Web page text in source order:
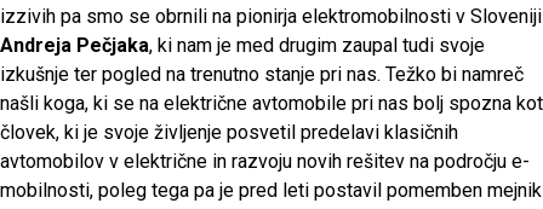
izzivih pa smo se obrnili na pionirja elektromobilnosti v Sloveniji
Andreja Pečjaka, ki nam je med drugim zaupal tudi svoje
izkušnje ter pogled na trenutno stanje pri nas. Težko bi namreč
našli koga, ki se na električne avtomobile pri nas bolj spozna kot
človek, ki je svoje življenje posvetil predelavi klasičnih
avtomobilov v električne in razvoju novih rešitev na področju e-
mobilnosti, poleg tega pa je pred leti postavil pomemben mejnik